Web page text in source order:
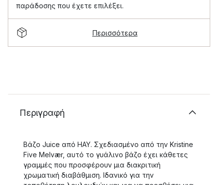
παράδοσης που έχετε επιλέξει.
Περισσότερα
Περιγραφή
Βάζο Juice από HAY. Σχεδιασμένο από την Kristine
Five Melvær, αυτό το γυάλινο βάζο έχει κάθετες
γραμμές που προσφέρουν μια διακριτική
χρωματική διαβάθμιση. Ιδανικό για την